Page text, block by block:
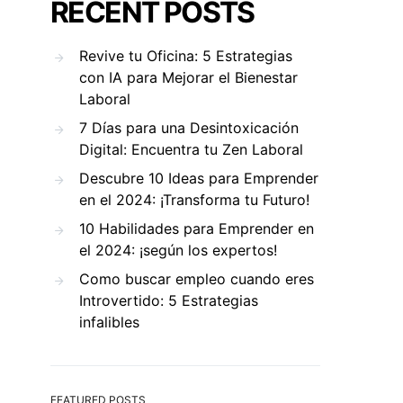
RECENT POSTS
Revive tu Oficina: 5 Estrategias
con IA para Mejorar el Bienestar
Laboral
7 Días para una Desintoxicación
Digital: Encuentra tu Zen Laboral
Descubre 10 Ideas para Emprender
en el 2024: ¡Transforma tu Futuro!
10 Habilidades para Emprender en
el 2024: ¡según los expertos!
Como buscar empleo cuando eres
Introvertido: 5 Estrategias
infalibles
FEATURED POSTS